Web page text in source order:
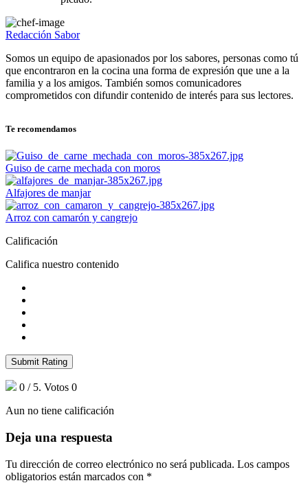
Redacción Sabor
Somos un equipo de apasionados por los sabores, personas como tú
que encontraron en la cocina una forma de expresión que une a la
familia y a los amigos. También somos comunicadores
comprometidos con difundir contenido de interés para sus lectores.
Te recomendamos
Guiso de carne mechada con moros
Alfajores de manjar
Arroz con camarón y cangrejo
Calificación
Califica nuestro contenido
Submit Rating
0 / 5. Votos 0
Aun no tiene calificación
Deja una respuesta
Tu dirección de correo electrónico no será publicada. Los campos
obligatorios están marcados con *